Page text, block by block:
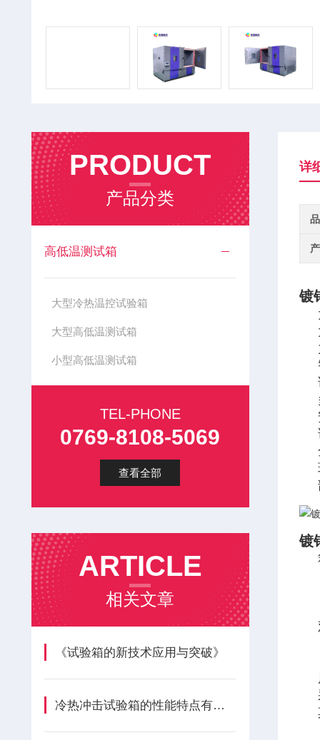
PRODUCT
产品分类
高低温测试箱
大型冷热温控试验箱
大型高低温测试箱
小型高低温测试箱
TEL-PHONE
0769-8108-5069
查看全部
ARTICLE
相关文章
《试验箱的新技术应用与突破》
冷热冲击试验箱的性能特点有哪些呢?
详
镀
镀